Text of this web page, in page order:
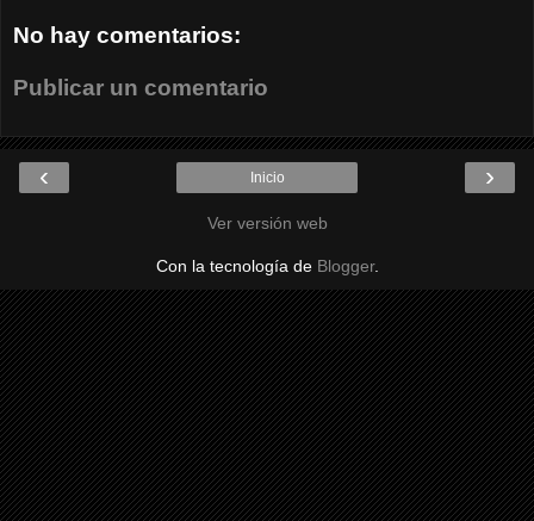
No hay comentarios:
Publicar un comentario
‹ ›
Inicio
Ver versión web
Con la tecnología de Blogger.